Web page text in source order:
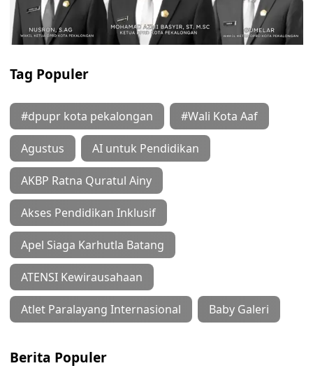
Tag Populer
#dpupr kota pekalongan #Wali Kota Aaf
Agustus AI untuk Pendidikan
AKBP Ratna Quratul Ainy
Akses Pendidikan Inklusif
Apel Siaga Karhutla Batang
ATENSI Kewirausahaan
Atlet Paralayang Internasional Baby Galeri
Berita Populer